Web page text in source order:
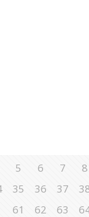
5 6 7 8
35 36 37
61
62 63